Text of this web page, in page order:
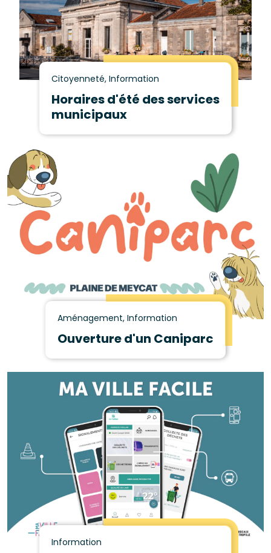
Citoyenneté, Information
Horaires d'été des services
municipaux
Aménagement, Information
Ouverture d'un Caniparc
Information